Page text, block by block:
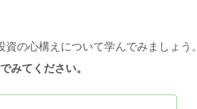
の心構えについて学んでみましょう。
みてください。